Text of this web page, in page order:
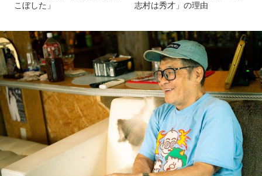
こぼした」
志村は秀才」の理由